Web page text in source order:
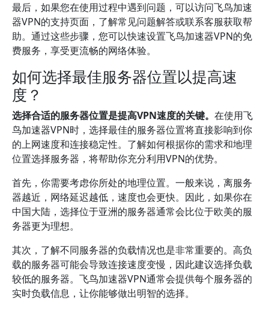
最后，如果您在使用过程中遇到问题，可以访问飞鸟加速
器VPN的支持页面，了解常见问题解答或联系客服获取帮
助。通过这些步骤，您可以快速设置飞鸟加速器VPN的免
费服务，享受更流畅的网络体验。
如何选择最佳服务器位置以提高速
度？
选择合适的服务器位置是提高VPN速度的关键。 在使用飞
鸟加速器VPN时，选择最佳的服务器位置将直接影响到你
的上网速度和连接稳定性。了解如何根据你的需求和地理
位置选择服务器，将帮助你充分利用VPN的优势。
首先，你需要考虑你所处的地理位置。一般来说，离服务
器越近，网络延迟越低，速度也会更快。因此，如果你在
中国大陆，选择位于亚洲的服务器通常会比位于欧美的服
务器更为理想。
其次，了解不同服务器的负载情况也是非常重要的。高负
载的服务器可能会导致连接速度变慢，因此建议选择负载
较低的服务器。飞鸟加速器VPN通常会提供每个服务器的
实时负载信息，让你能够做出明智的选择。